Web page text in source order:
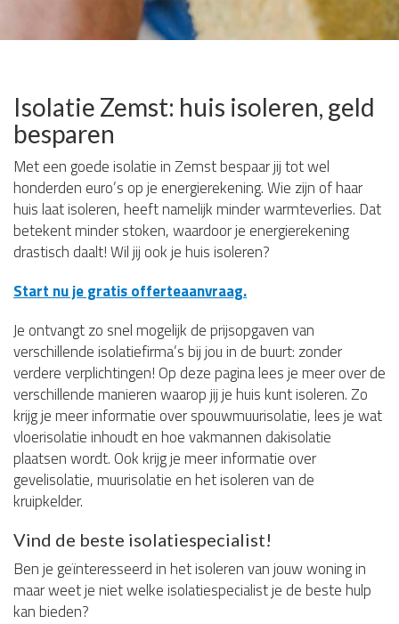
Isolatie Zemst: huis isoleren, geld
besparen
Met een goede isolatie in Zemst bespaar jij tot wel
honderden euro’s op je energierekening. Wie zijn of haar
huis laat isoleren, heeft namelijk minder warmteverlies. Dat
betekent minder stoken, waardoor je energierekening
drastisch daalt! Wil jij ook je huis isoleren?
Start nu je gratis offerteaanvraag.
Je ontvangt zo snel mogelijk de prijsopgaven van
verschillende isolatiefirma’s bij jou in de buurt: zonder
verdere verplichtingen! Op deze pagina lees je meer over de
verschillende manieren waarop jij je huis kunt isoleren. Zo
krijg je meer informatie over spouwmuurisolatie, lees je wat
vloerisolatie inhoudt en hoe vakmannen dakisolatie
plaatsen wordt. Ook krijg je meer informatie over
gevelisolatie, muurisolatie en het isoleren van de
kruipkelder.
Vind de beste isolatiespecialist!
Ben je geïnteresseerd in het isoleren van jouw woning in
maar weet je niet welke isolatiespecialist je de beste hulp
kan bieden?